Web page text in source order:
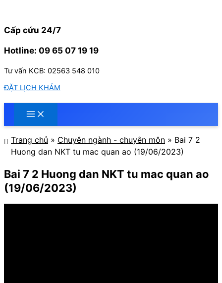
nội
Cấp cứu 24/7
Hotline: 09 65 07 19 19
Tư vấn KCB: 02563 548 010
ĐẶT LỊCH KHÁM
Trang chủ » Chuyên ngành - chuyên môn » Bai 7 2
Huong dan NKT tu mac quan ao (19/06/2023)
Bai 7 2 Huong dan NKT tu mac quan ao
(19/06/2023)